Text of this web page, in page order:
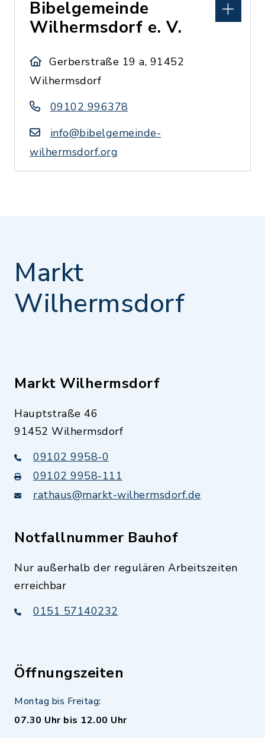
Bibelgemeinde
Wilhermsdorf e. V.
Gerberstraße 19 a, 91452
Wilhermsdorf
09102 996378
info@bibelgemeinde-
wilhermsdorf.org
Markt
Wilhermsdorf
Markt Wilhermsdorf
Hauptstraße 46
91452 Wilhermsdorf
09102 9958-0
09102 9958-111
rathaus@markt-wilhermsdorf.de
Notfallnummer Bauhof
Nur außerhalb der regulären Arbeitszeiten
erreichbar
0151 57140232
Öffnungszeiten
Montag bis Freitag:
07.30 Uhr bis 12.00 Uhr